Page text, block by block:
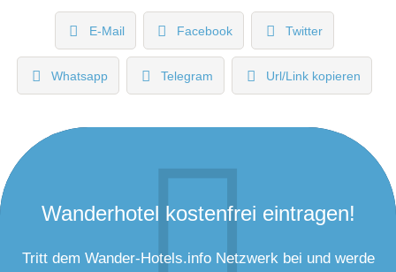
E-Mail Facebook Twitter
Whatsapp Telegram Url/Link kopieren
Wanderhotel kostenfrei eintragen!
Tritt dem Wander-Hotels.info Netzwerk bei und werde